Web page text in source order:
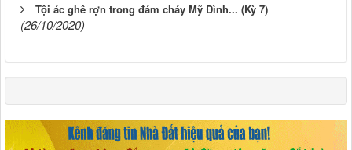
Tội ác ghê rợn trong đám cháy Mỹ Đình... (Kỳ 7)
(26/10/2020)